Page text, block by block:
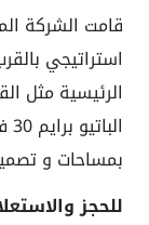
قامت الشركة
استراتيجي
الرئيسية مثل
بمساحات و
للحجز